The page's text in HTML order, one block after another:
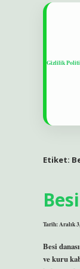
Gizlilik
Etiket:
Tarih: Aralık
Besi
ve kuru